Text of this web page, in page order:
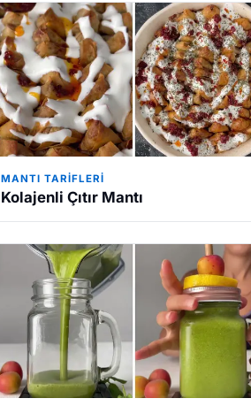
MANTI TARIFLERI
Kolajenli Çıtır Mantı